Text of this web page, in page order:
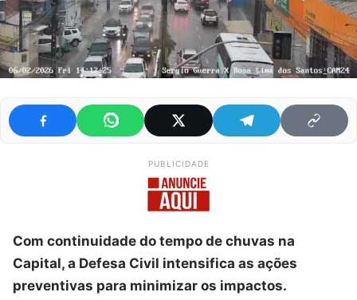
PUBLICIDADE
Com continuidade do tempo de chuvas na
Capital, a Defesa Civil intensifica as ações
preventivas para minimizar os impactos.